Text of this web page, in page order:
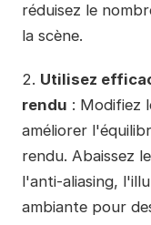
réduisez le
la scène.
2. Utilisez
rendu : Modifiez
améliorer
rendu. Abaissez
l'anti-aliasing,
ambiante pour